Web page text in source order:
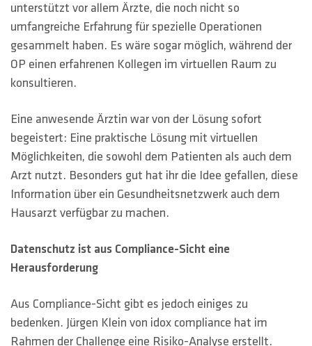
unterstützt vor allem Ärzte, die noch nicht so
umfangreiche Erfahrung für spezielle Operationen
gesammelt haben. Es wäre sogar möglich, während der
OP einen erfahrenen Kollegen im virtuellen Raum zu
konsultieren.
Eine anwesende Ärztin war von der Lösung sofort
begeistert: Eine praktische Lösung mit virtuellen
Möglichkeiten, die sowohl dem Patienten als auch dem
Arzt nutzt. Besonders gut hat ihr die Idee gefallen, diese
Information über ein Gesundheitsnetzwerk auch dem
Hausarzt verfügbar zu machen.
Datenschutz ist aus Compliance-Sicht eine
Herausforderung
Aus Compliance-Sicht gibt es jedoch einiges zu
bedenken. Jürgen Klein von idox compliance hat im
Rahmen der Challenge eine Risiko-Analyse erstellt.